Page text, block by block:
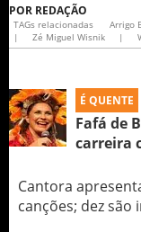
POR REDAÇÃO
TAGs relacionadas Arrigo
|
Zé Miguel Wisnik |
É QUENTE
Fafá de
carreira
Cantora
canções; dez são